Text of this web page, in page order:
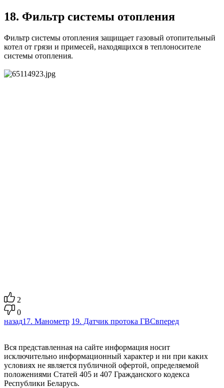
18. Фильтр системы отопления
Фильтр системы отопления защищает газовый отопительный
котел от грязи и примесей, находящихся в теплоносителе
системы отопления.
2
0
назад17. Манометр 19. Датчик протока ГВСвперед
Вся представленная на сайте информация носит
исключительно информационный характер и ни при каких
условиях не является публичной офертой, определяемой
положениями Статей 405 и 407 Гражданского кодекса
Республики Беларусь.